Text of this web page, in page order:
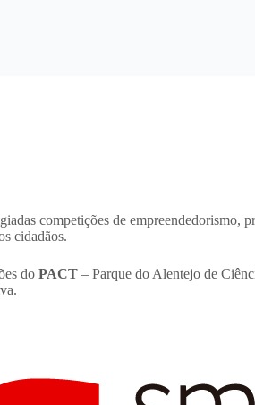
competições de empreendedorismo,
cidadãos.
do PACT – Parque do Alentejo de